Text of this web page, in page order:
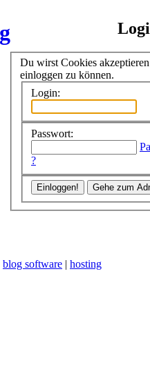
Du wirst Cookies
einloggen zu können.
Login:
Passwort:
?
blog software | hosting